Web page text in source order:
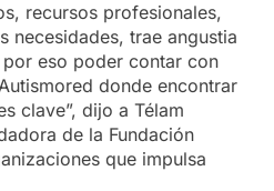
recursos profesionales,
necesidades, trae angustia
eso poder contar con
donde encontrar
clave”, dijo a Télam
de la Fundación
que impulsa